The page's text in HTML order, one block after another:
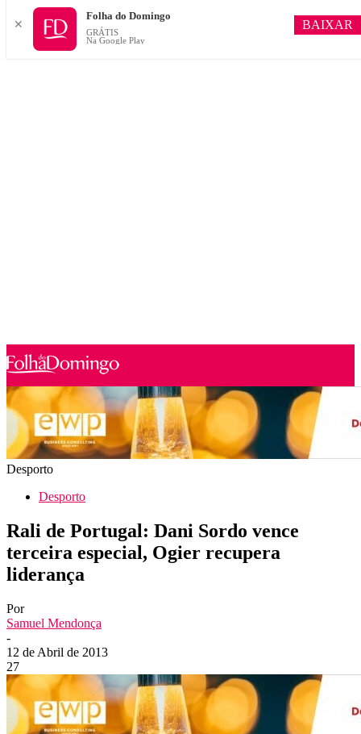
Desporto
Desporto
Rali de Portugal: Dani Sordo vence
terceira especial, Ogier recupera
liderança
Por
Samuel Mendonça
-
12 de Abril de 2013
27
✕
Folha do Domingo
GRÁTIS
Na Google Play
BAIXAR